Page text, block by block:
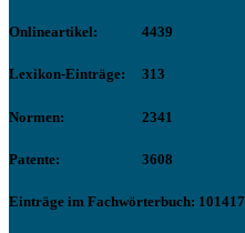
Onlineartikel: 4439
Lexikon-Einträge: 313
Normen: 2341
Patente: 3608
Einträge im Fachwörterbuch: 101417